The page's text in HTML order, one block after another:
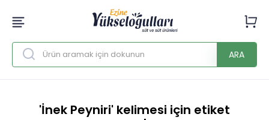
ARA
'İnek Peyniri' kelimesi için etiket